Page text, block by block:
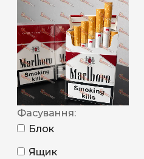
Фасування:
Блок
Ящик